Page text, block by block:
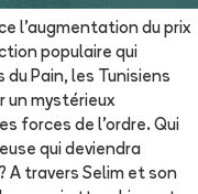
l'augmentation du prix
populaire qui
Pain, les Tunisiens
un mystérieux
forces de l'ordre. Qui
qui deviendra
A travers Selim et son